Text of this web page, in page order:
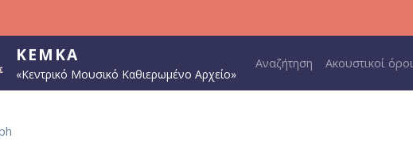
ΚΕΜΚΑ
«Κεντρικό Μουσικό Καθιερωμένο Αρχείο»
Main navigation
Αναζήτηση Ακουστικοί όροι